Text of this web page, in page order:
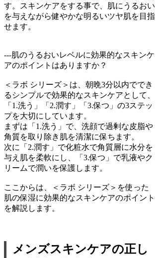
す。スキンケアをする事で、肌にうるおい
を与えながら健やかな明るいツヤ肌を目指
せます。
---肌のうるおいレベルに効果的なスキンケ
アのポイントはありますか？
＜ラボ シリーズ＞は、朝晩3分以内ででき
るシンプルで効果的なスキンケアとして、
「1.洗う」「2.潤す」「3.保つ」の3ステッ
プを大切にしています。
まずは「1.洗う」で、洗顔で過剰な皮脂や
角質を取り除き肌を清潔に保ちます。
次に「2.潤す」で化粧水で角質層に水分を
与え肌を柔軟にし、「3.保つ」で乳液やク
リームで潤いを保護します。
ここからは、＜ラボ シリーズ＞を使った
肌の保湿に効果的なスキンケアのポイント
を解説します。
メンズスキンケアの正し